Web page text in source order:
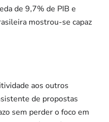
de 9,7% de PIB e
mostrou-se capaz
aos outros
de propostas
sem perder o foco em